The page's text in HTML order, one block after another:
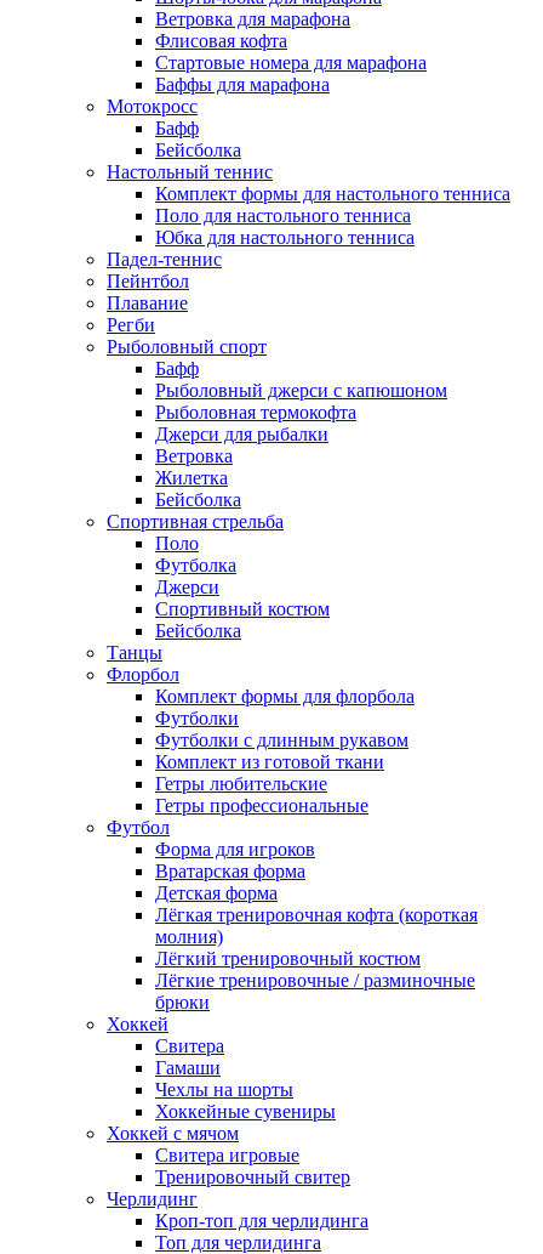
Ветровка для марафона
Флисовая кофта
Стартовые номера для марафона
Баффы для марафона
Мотокросс
Бафф
Бейсболка
Настольный теннис
Комплект формы для настольного тенниса
Поло для настольного тенниса
Юбка для настольного тенниса
Падел-теннис
Пейнтбол
Плавание
Регби
Рыболовный спорт
Бафф
Рыболовный джерси с капюшоном
Рыболовная термокофта
Джерси для рыбалки
Ветровка
Жилетка
Бейсболка
Спортивная стрельба
Поло
Футболка
Джерси
Спортивный костюм
Бейсболка
Танцы
Флорбол
Комплект формы для флорбола
Футболки
Футболки с длинным рукавом
Комплект из готовой ткани
Гетры любительские
Гетры профессиональные
Футбол
Форма для игроков
Вратарская форма
Детская форма
Лёгкая тренировочная кофта (короткая
молния)
Лёгкий тренировочный костюм
Лёгкие тренировочные / разминочные
брюки
Хоккей
Свитера
Гамаши
Чехлы на шорты
Хоккейные сувениры
Хоккей с мячом
Свитера игровые
Тренировочный свитер
Черлидинг
Кроп-топ для черлидинга
Топ для черлидинга